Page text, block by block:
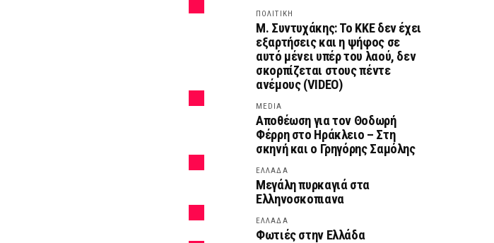
ΠΟΛΙΤΙΚΗ
Μ. Συντυχάκης: Το ΚΚΕ δεν έχει
εξαρτήσεις και η ψήφος σε
αυτό μένει υπέρ του λαού, δεν
σκορπίζεται στους πέντε
ανέμους (VIDEO)
MEDIA
Αποθέωση για τον Θοδωρή
Φέρρη στο Ηράκλειο – Στη
σκηνή και ο Γρηγόρης Σαμόλης
ΕΛΛΑΔΑ
Μεγάλη πυρκαγιά στα
Ελληνοσκοπιανα
ΕΛΛΑΔΑ
Φωτιές στην Ελλάδα